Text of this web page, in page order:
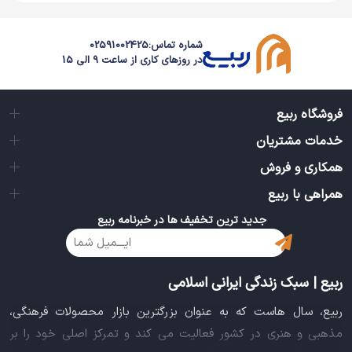
خواب کودکان یا مهد کودک ها می توان از آن استفاده نمود.
ضمن آنکه این عروسک زیبا در حین بازی به بالا رفتن مهارت
هایی چون ایجاد هماهنگی بین چشم و دست، توانایی حرکتی
ظریف و خیال پردازی کمک می کند. همچنین بر اساس تئوری
ارتقای هوش درون فردی و کلامی-زبانی نیز تأثیر گذار است.
هزار پا 28 پا کوچولوی دوست داشتنی فاقد مواد شیمیایی و
رنگ های سمی می باشد و ضد حساسیت است و از این بابت
حفظ سلامتی کودکان را به طور کامل تضمین می کند. همین
طور با توجه به وزن و ابعاد بسیار مناسبی که دارد به راحتی
قابل حمل و جا به جایی توسط کودکان می باشد و آنها می
توانند به تنهایی عروسک هزار پا 28 پا نی نی می را همراه با
شماره تماس:02591002425
در روزهای کاری از ساعت 9 الی 15
فروشگاه ربیع
خدمات مشتریان
همکاری و فروش
همراهی با ربیع
جدید ترین تخفیف ها در خبرنامه ربیع
ربیع | سبک زندگی ایرانی اسلامی
ربیع، سال هاست که به عنوان بزرگترین بازار محصولات فرهنگی،
مذهبی و هنری در کشور فعالیت می کند و تمرکز اصلی خود را بر